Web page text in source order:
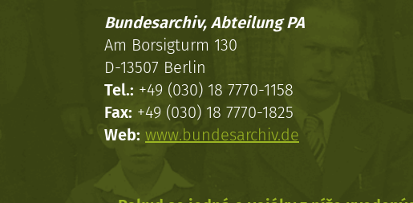
Bundesarchiv, Abteilung PA
Am Borsigturm 130
D-13507 Berlin
Tel.: +49 (030) 18 7770-1158
Fax: +49 (030) 18 7770-1825
Web: www.bundesarchiv.de